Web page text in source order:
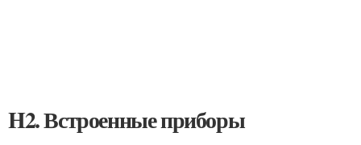
H2. Встроенные приборы